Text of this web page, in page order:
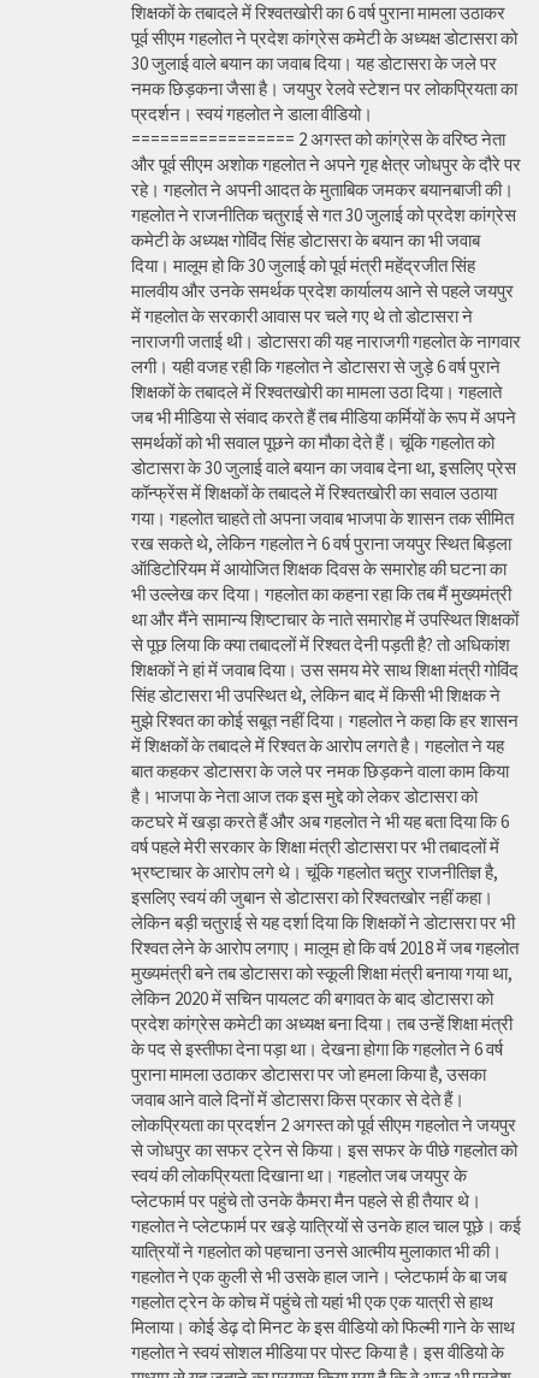
शिक्षकों के तबादले में रिश्वतखोरी का 6 वर्ष पुराना मामला उठाकर
पूर्व सीएम गहलोत ने प्रदेश कांग्रेस कमेटी के अध्यक्ष डोटासरा को
30 जुलाई वाले बयान का जवाब दिया। यह डोटासरा के जले पर
नमक छिड़कना जैसा है। जयपुर रेलवे स्टेशन पर लोकप्रियता का
प्रदर्शन। स्वयं गहलोत ने डाला वीडियो।
================= 2 अगस्त को कांग्रेस के वरिष्ठ नेता
और पूर्व सीएम अशोक गहलोत ने अपने गृह क्षेत्र जोधपुर के दौरे पर
रहे। गहलोत ने अपनी आदत के मुताबिक जमकर बयानबाजी की।
गहलोत ने राजनीतिक चतुराई से गत 30 जुलाई को प्रदेश कांग्रेस
कमेटी के अध्यक्ष गोविंद सिंह डोटासरा के बयान का भी जवाब
दिया। मालूम हो कि 30 जुलाई को पूर्व मंत्री महेंद्रजीत सिंह
मालवीय और उनके समर्थक प्रदेश कार्यालय आने से पहले जयपुर
में गहलोत के सरकारी आवास पर चले गए थे तो डोटासरा ने
नाराजगी जताई थी। डोटासरा की यह नाराजगी गहलोत के नागवार
लगी। यही वजह रही कि गहलोत ने डोटासरा से जुड़े 6 वर्ष पुराने
शिक्षकों के तबादले में रिश्वतखोरी का मामला उठा दिया। गहलाते
जब भी मीडिया से संवाद करते हैं तब मीडिया कर्मियों के रूप में अपने
समर्थकों को भी सवाल पूछने का मौका देते हैं। चूंकि गहलोत को
डोटासरा के 30 जुलाई वाले बयान का जवाब देना था, इसलिए प्रेस
कॉन्फ्रेंस में शिक्षकों के तबादले में रिश्वतखोरी का सवाल उठाया
गया। गहलोत चाहते तो अपना जवाब भाजपा के शासन तक सीमित
रख सकते थे, लेकिन गहलोत ने 6 वर्ष पुराना जयपुर स्थित बिड़ला
ऑडिटोरियम में आयोजित शिक्षक दिवस के समारोह की घटना का
भी उल्लेख कर दिया। गहलोत का कहना रहा कि तब मैं मुख्यमंत्री
था और मैंने सामान्य शिष्टाचार के नाते समारोह में उपस्थित शिक्षकों
से पूछ लिया कि क्या तबादलों में रिश्वत देनी पड़ती है? तो अधिकांश
शिक्षकों ने हां में जवाब दिया। उस समय मेरे साथ शिक्षा मंत्री गोविंद
सिंह डोटासरा भी उपस्थित थे, लेकिन बाद में किसी भी शिक्षक ने
मुझे रिश्वत का कोई सबूत नहीं दिया। गहलोत ने कहा कि हर शासन
में शिक्षकों के तबादले में रिश्वत के आरोप लगते है। गहलोत ने यह
बात कहकर डोटासरा के जले पर नमक छिड़कने वाला काम किया
है। भाजपा के नेता आज तक इस मुद्दे को लेकर डोटासरा को
कटघरे में खड़ा करते हैं और अब गहलोत ने भी यह बता दिया कि 6
वर्ष पहले मेरी सरकार के शिक्षा मंत्री डोटासरा पर भी तबादलों में
भ्रष्टाचार के आरोप लगे थे। चूंकि गहलोत चतुर राजनीतिज्ञ है,
इसलिए स्वयं की जुबान से डोटासरा को रिश्वतखोर नहीं कहा।
लेकिन बड़ी चतुराई से यह दर्शा दिया कि शिक्षकों ने डोटासरा पर भी
रिश्वत लेने के आरोप लगाए। मालूम हो कि वर्ष 2018 में जब गहलोत
मुख्यमंत्री बने तब डोटासरा को स्कूली शिक्षा मंत्री बनाया गया था,
लेकिन 2020 में सचिन पायलट की बगावत के बाद डोटासरा को
प्रदेश कांग्रेस कमेटी का अध्यक्ष बना दिया। तब उन्हें शिक्षा मंत्री
के पद से इस्तीफा देना पड़ा था। देखना होगा कि गहलोत ने 6 वर्ष
पुराना मामला उठाकर डोटासरा पर जो हमला किया है, उसका
जवाब आने वाले दिनों में डोटासरा किस प्रकार से देते हैं।
लोकप्रियता का प्रदर्शन 2 अगस्त को पूर्व सीएम गहलोत ने जयपुर
से जोधपुर का सफर ट्रेन से किया। इस सफर के पीछे गहलोत को
स्वयं की लोकप्रियता दिखाना था। गहलोत जब जयपुर के
प्लेटफार्म पर पहुंचे तो उनके कैमरा मैन पहले से ही तैयार थे।
गहलोत ने प्लेटफार्म पर खड़े यात्रियों से उनके हाल चाल पूछे। कई
यात्रियों ने गहलोत को पहचाना उनसे आत्मीय मुलाकात भी की।
गहलोत ने एक कुली से भी उसके हाल जाने। प्लेटफार्म के बा जब
गहलोत ट्रेन के कोच में पहुंचे तो यहां भी एक एक यात्री से हाथ
मिलाया। कोई डेढ़ दो मिनट के इस वीडियो को फिल्मी गाने के साथ
गहलोत ने स्वयं सोशल मीडिया पर पोस्ट किया है। इस वीडियो के